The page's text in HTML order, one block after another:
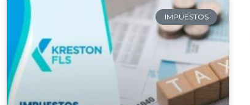
IMPUESTOS